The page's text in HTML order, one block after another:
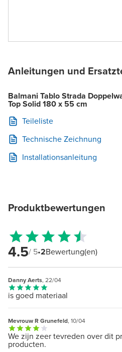
Anleitungen und
Balmani Tablo Strada
Top Solid 180 x 55 cm
Teileliste
Technische Zeichnung
Installationsanleitung
Produktbewertungen
4.5/ 5•2Bewertung(en)
Danny Aerts, 22/04
is goed materiaal
Mevrouw R Grunefeld, 10/04
We zijn zeer tevreden over dit
producten.